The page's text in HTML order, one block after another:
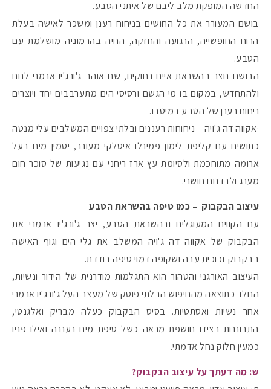
אומרים שאם
#הסטודיושלקורין
החדשה המופקת מלב ליבם של איתני הטבע.
בושם המעורר את כל החושים בניחוח רענן ומשכר לאישה בעלת
הרוח החופשייה, הרגועה והחזקה, החיה בהרמוניה מושלמת עם
הטבע.
הבושם נוצר בהשראת איים רחוקים, שם אוהב ג'ורג'יו ארמני לנוח
ולהתחדש, במקום בו מי הגשם ורסיסי הים מתערבבים יחד ויוצרים
ניחוח רענן של הטבע במיטבו.
·אקווה דה ג'ויה – ניחוחות רעננים ובלתי צפויים המשלבים עלי מנטה
כתושים עם קליפת לימון פמינלו איטלקי מעורר, יסמין מים בעל
ארומה מתוחכמת ולסיומת עץ ארז ריחני עם נגיעות של סוכר חום
מענג ולבדנום חושני.
עיצוב הבקבוק – כמו טיפה בהשראת הטבע
עם הקווים המעוגלים ובהשראת הטבע, יצר ג'ורג'יו ארמני את
הבקבוק של אקווה דה ג'ויה המשלב את גלי הים וגוף האישה
בבקבוק זכוכית עבה ושקופה דמוי טיפה בודדת.
העיצוב האורגני והטהור הוא התגלמות מודרנית של הידור ונשיות,
הנולד כתוצאה מהחיפוש הבלתי פוסק של מעצב העל ג'ורג'יו ארמני
אחר נשיות ואסתטיות. בסיס הבקבוק כעלה מבריק ואלגנטי,
התבוננות בצידו חושפת מראה כשל טיפת מים רעננה ואילו פניו
כמעין חלוק נחל אדמתי.
ש: מה דעתך על עיצוב הבקבוק?